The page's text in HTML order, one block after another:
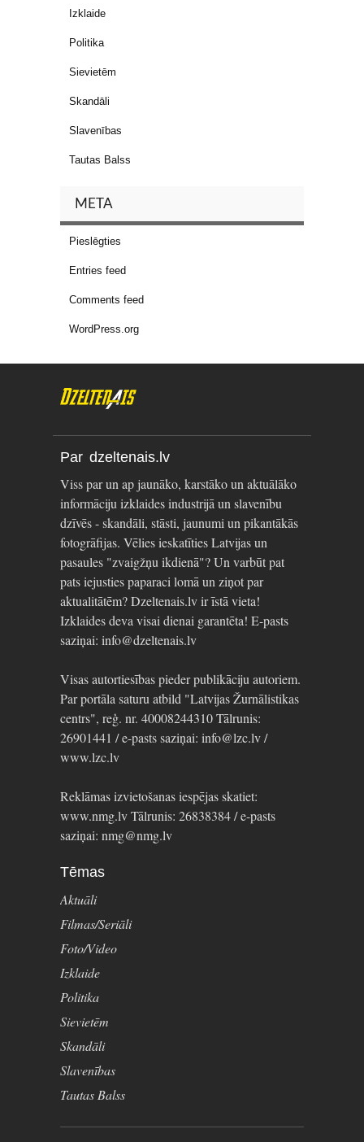
Izklaide
Politika
Sievietēm
Skandāli
Slavenības
Tautas Balss
META
Pieslēgties
Entries feed
Comments feed
WordPress.org
Par dzeltenais.lv
Viss par un ap jaunāko, karstāko un aktuālāko
informāciju izklaides industrijā un slavenību
dzīvēs - skandāli, stāsti, jaunumi un pikantākās
fotogrāfijas. Vēlies ieskatīties Latvijas un
pasaules "zvaigžņu ikdienā"? Un varbūt pat
pats iejusties paparaci lomā un ziņot par
aktualitātēm? Dzeltenais.lv ir īstā vieta!
Izklaides deva visai dienai garantēta! E-pasts
saziņai: info@dzeltenais.lv
Visas autortiesības pieder publikāciju autoriem.
Par portāla saturu atbild "Latvijas Žurnālistikas
centrs", reģ. nr. 40008244310 Tālrunis:
26901441 / e-pasts saziņai: info@lzc.lv /
www.lzc.lv
Reklāmas izvietošanas iespējas skatiet:
www.nmg.lv Tālrunis: 26838384 / e-pasts
saziņai: nmg@nmg.lv
Tēmas
Aktuāli
Filmas/Seriāli
Foto/Video
Izklaide
Politika
Sievietēm
Skandāli
Slavenības
Tautas Balss